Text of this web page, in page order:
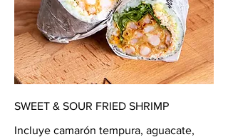
SWEET & SOUR FRIED SHRIMP
Incluye camarón tempura, aguacate,